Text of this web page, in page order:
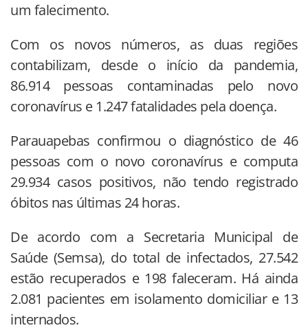
um falecimento.
Com os novos números, as duas regiões
contabilizam, desde o início da pandemia,
86.914 pessoas contaminadas pelo novo
coronavírus e 1.247 fatalidades pela doença.
Parauapebas confirmou o diagnóstico de 46
pessoas com o novo coronavírus e computa
29.934 casos positivos, não tendo registrado
óbitos nas últimas 24 horas.
De acordo com a Secretaria Municipal de
Saúde (Semsa), do total de infectados, 27.542
estão recuperados e 198 faleceram. Há ainda
2.081 pacientes em isolamento domiciliar e 13
internados.